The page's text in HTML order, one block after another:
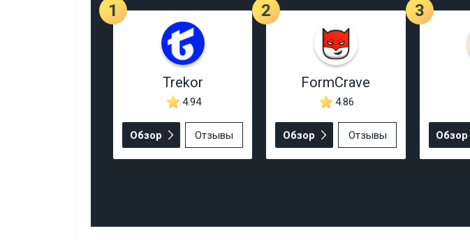
1
Trekor
4.94
Обзор Отзывы
2
FormCrave
4.86
Обзор Отзывы
3
Обзор